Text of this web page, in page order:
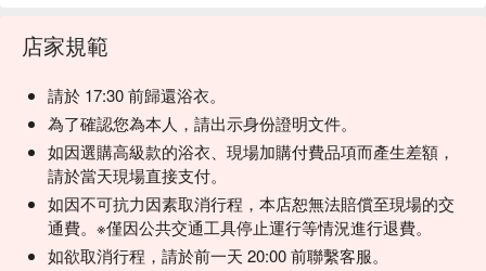
店家規範
請於 17:30 前歸還浴衣。
為了確認您為本人，請出示身份證明文件。
如因選購高級款的浴衣、現場加購付費品項而產生差額，
請於當天現場直接支付。
如因不可抗力因素取消行程，本店恕無法賠償至現場的交
通費。※僅因公共交通工具停止運行等情況進行退費。
如欲取消行程，請於前一天 20:00 前聯繫客服。